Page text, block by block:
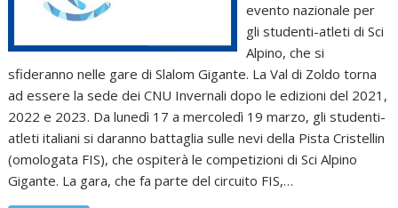
evento nazionale per
gli studenti-atleti di Sci
Alpino, che si
sfideranno nelle gare di Slalom Gigante. La Val di Zoldo torna
ad essere la sede dei CNU Invernali dopo le edizioni del 2021,
2022 e 2023. Da lunedì 17 a mercoledì 19 marzo, gli studenti-
atleti italiani si daranno battaglia sulle nevi della Pista Cristellin
(omologata FIS), che ospiterà le competizioni di Sci Alpino
Gigante. La gara, che fa parte del circuito FIS,…